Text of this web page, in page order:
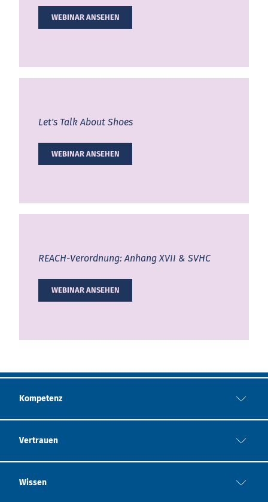
WEBINAR ANSEHEN
Let's Talk About Shoes
WEBINAR ANSEHEN
REACH-Verordnung: Anhang XVII & SVHC
WEBINAR ANSEHEN
Kompetenz
Vertrauen
Wissen